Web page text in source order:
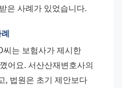
은 사례가 있었습니다.
는 보험사가 제시한
어요. 서산산재변호사의
, 법원은 초기 제안보다